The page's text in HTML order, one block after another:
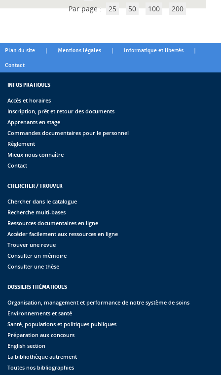
Par page : 25 50 100 200
Plan du site | Mentions légales | Informatique et libertés |
Contact
INFOS PRATIQUES
Accès et horaires
Inscription, prêt et retour des documents
Apprenants en stage
Commandes documentaires pour le personnel
Règlement
Mieux nous connaître
Contact
CHERCHER / TROUVER
Chercher dans le catalogue
Recherche multi-bases
Ressources documentaires en ligne
Accéder facilement aux ressources en ligne
Trouver une revue
Consulter un mémoire
Consulter une thèse
DOSSIERS THÉMATIQUES
Organisation, management et performance de notre système de soins
Environnements et santé
Santé, populations et politiques publiques
Préparation aux concours
English section
La bibliothèque autrement
Toutes nos bibliographies